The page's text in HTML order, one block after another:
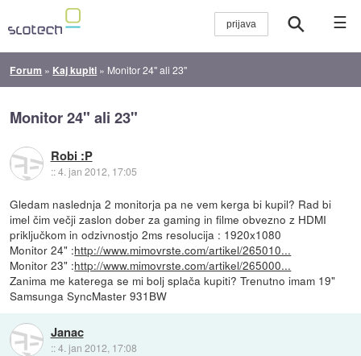
☰
Forum » Kaj kupiti » Monitor 24" ali 23"
Monitor 24" ali 23"
Robi :P
::4. jan 2012, 17:05
Gledam naslednja 2 monitorja pa ne vem kerga bi kupil? Rad bi
imel čim večji zaslon dober za gaming in filme obvezno z HDMI
priključkom in odzivnostjo 2ms resolucija : 1920x1080
Monitor 24" :http://www.mimovrste.com/artikel/265010...
Monitor 23" :http://www.mimovrste.com/artikel/265000...
Zanima me katerega se mi bolj splača kupiti? Trenutno imam 19"
Samsunga SyncMaster 931BW
Janac
::4. jan 2012, 17:08